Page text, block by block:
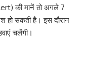
की मानें तो अगले 7
हो सकती है। इस दौरान
चलेंगी।